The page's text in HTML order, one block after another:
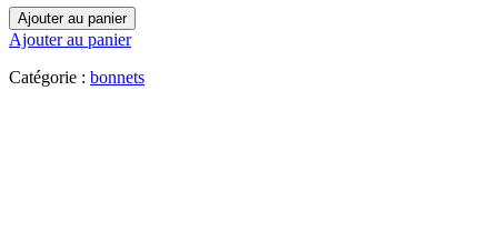
Ajouter au panier
Ajouter au panier
Catégorie : bonnets